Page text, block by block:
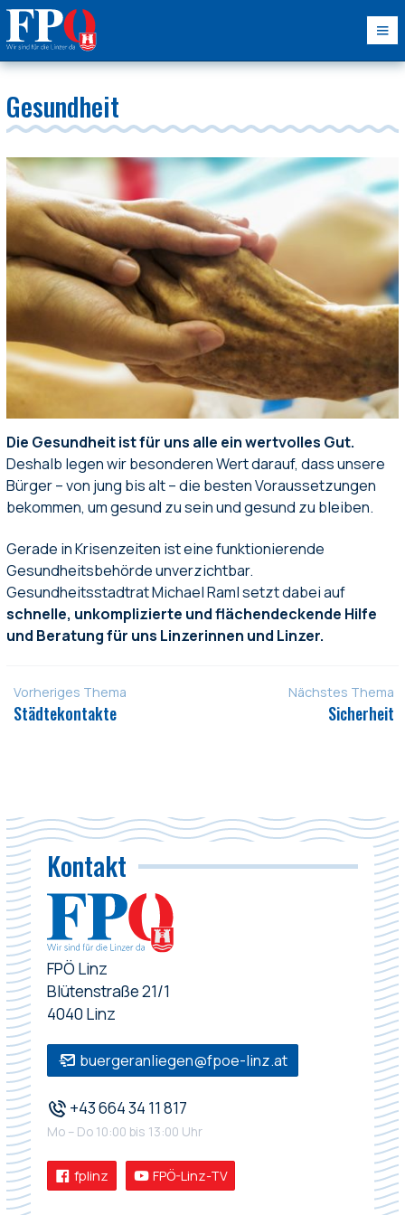
Gesundheit
Die Gesundheit ist für uns alle ein wertvolles Gut.
Deshalb legen wir besonderen Wert darauf, dass unsere
Bürger – von jung bis alt – die besten Voraussetzungen
bekommen, um gesund zu sein und gesund zu bleiben.
Gerade in Krisenzeiten ist eine funktionierende
Gesundheitsbehörde unverzichtbar.
Gesundheitsstadtrat Michael Raml setzt dabei auf
schnelle, unkomplizierte und flächendeckende Hilfe
und Beratung für uns Linzerinnen und Linzer.
Vorheriges Thema
Städtekontakte
Nächstes Thema
Sicherheit
Kontakt
FPÖ Linz
Blütenstraße 21/1
4040 Linz
buergeranliegen@fpoe-linz.at
+43 664 34 11 817
Mo – Do 10:00 bis 13:00 Uhr
fplinz FPÖ-Linz-TV